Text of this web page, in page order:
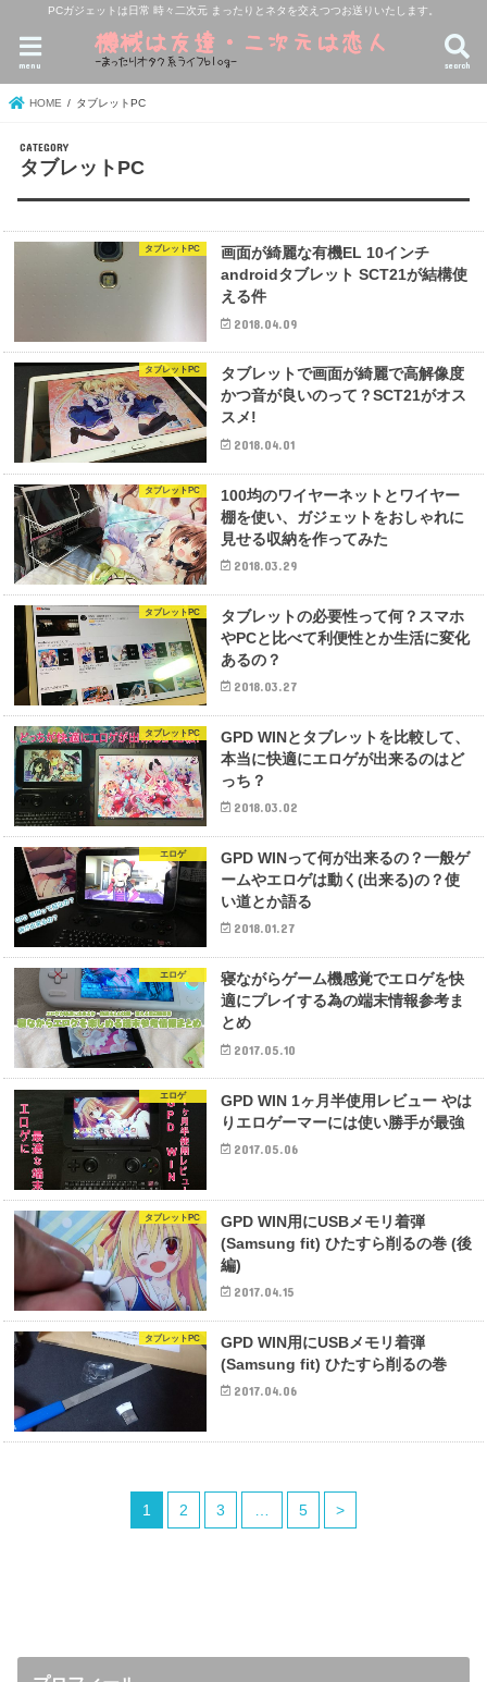
PCガジェットは日常 時々二次元 まったりとネタを交えつつお送りいたします。
search
menu
HOME タブレットPC
タブレットPC
タブレットPC
画面が綺麗な有機EL 10インチ
androidタブレット SCT21が結構使
える件
2018.04.09
タブレットPC
タブレットで画面が綺麗で高解像度
かつ音が良いのって？SCT21がオス
スメ!
2018.04.01
タブレットPC
100均のワイヤーネットとワイヤー
棚を使い、ガジェットをおしゃれに
見せる収納を作ってみた
2018.03.29
タブレットPC
タブレットの必要性って何？スマホ
やPCと比べて利便性とか生活に変化
あるの？
2018.03.27
タブレットPC
GPD WINとタブレットを比較して、
本当に快適にエロゲが出来るのはど
っち？
2018.03.02
エロゲ
GPD WINって何が出来るの？一般ゲ
ームやエロゲは動く(出来る)の？使
い道とか語る
2018.01.27
エロゲ
寝ながらゲーム機感覚でエロゲを快
適にプレイする為の端末情報参考ま
とめ
2017.05.10
エロゲ
GPD WIN 1ヶ月半使用レビュー やは
りエロゲーマーには使い勝手が最強
2017.05.06
タブレットPC
GPD WIN用にUSBメモリ着弾
(Samsung fit) ひたすら削るの巻 (後
編)
2017.04.15
タブレットPC
GPD WIN用にUSBメモリ着弾
(Samsung fit) ひたすら削るの巻
2017.04.06
1 2 3 … 5 >